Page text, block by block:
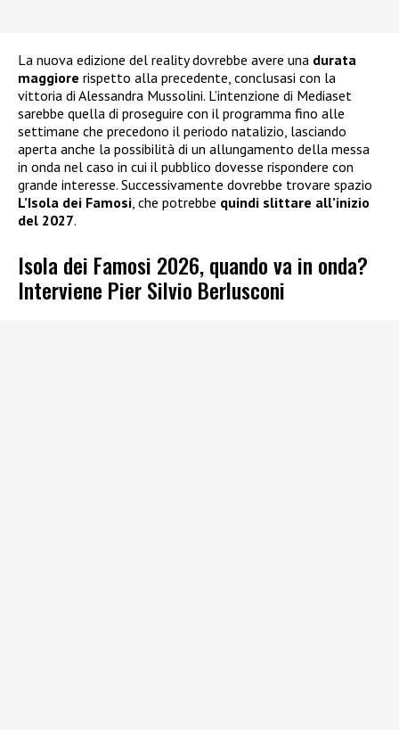
La nuova edizione del reality dovrebbe avere una durata
maggiore rispetto alla precedente, conclusasi con la
vittoria di Alessandra Mussolini. L’intenzione di Mediaset
sarebbe quella di proseguire con il programma fino alle
settimane che precedono il periodo natalizio, lasciando
aperta anche la possibilità di un allungamento della messa
in onda nel caso in cui il pubblico dovesse rispondere con
grande interesse. Successivamente dovrebbe trovare spazio
L’Isola dei Famosi, che potrebbe quindi slittare all’inizio
del 2027.
Isola dei Famosi 2026, quando va in onda?
Interviene Pier Silvio Berlusconi